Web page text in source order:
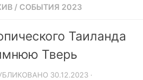
/ СОБЫТИЯ 2023
Таиланда
Тверь
30.12.2023 ·